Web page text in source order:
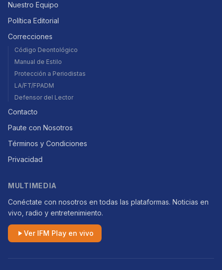
Nuestro Equipo
Política Editorial
Correcciones
Código Deontológico
Manual de Estilo
Protección a Periodistas
LA/FT/FPADM
Defensor del Lector
Contacto
Paute con Nosotros
Términos y Condiciones
Privacidad
MULTIMEDIA
Conéctate con nosotros en todas las plataformas. Noticias en
vivo, radio y entretenimiento.
Ver IFM Play en vivo